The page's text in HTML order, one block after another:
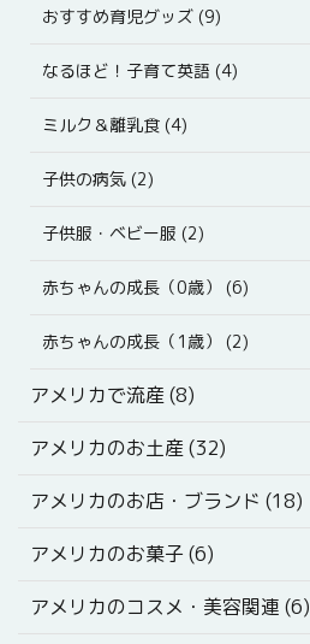
おすすめ育児グッズ (9)
なるほど！子育て英語 (4)
ミルク＆離乳食 (4)
子供の病気 (2)
子供服・ベビー服 (2)
赤ちゃんの成長（0歳） (6)
赤ちゃんの成長（1歳） (2)
アメリカで流産 (8)
アメリカのお土産 (32)
アメリカのお店・ブランド (18)
アメリカのお菓子 (6)
アメリカのコスメ・美容関連 (6)